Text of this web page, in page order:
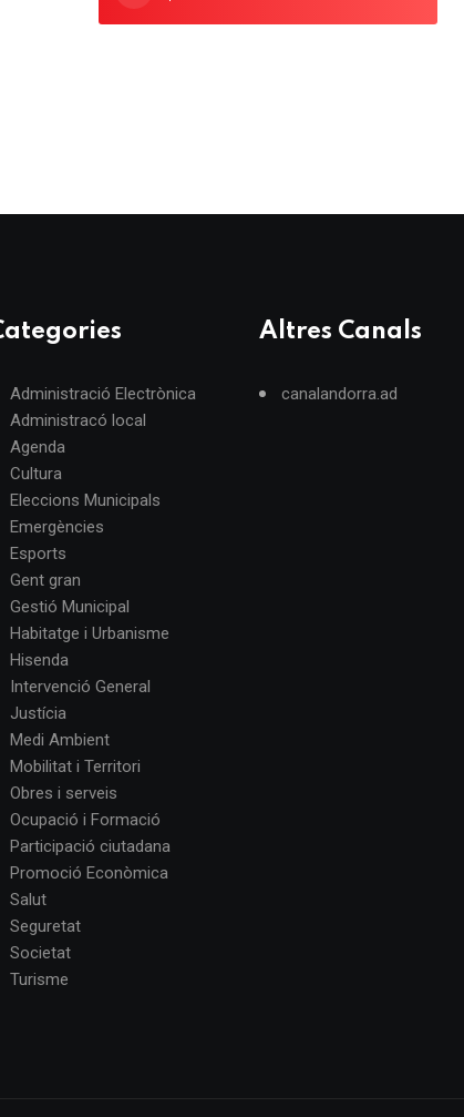
Administració Electrònica
Administracó local
Agenda
Cultura
Eleccions Municipals
Emergències
Esports
Gent gran
Gestió Municipal
Habitatge i Urbanisme
Hisenda
Intervenció General
Justícia
Medi Ambient
Mobilitat i Territori
Obres i serveis
Ocupació i Formació
Participació ciutadana
Promoció Econòmica
Salut
Seguretat
Societat
Turisme
Altres Canals
canalandorra.ad